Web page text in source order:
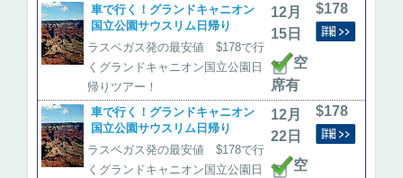
車で行く！グランドキャニオン
国立公園サウスリム日帰り
ラスベガス発の最安値 $178で行
くグランドキャニオン国立公園日
帰りツアー！
12月
15日
空
席有
$178
車で行く！グランドキャニオン
国立公園サウスリム日帰り
ラスベガス発の最安値 $178で行
くグランドキャニオン国立公園日
12月
22日
空
$178